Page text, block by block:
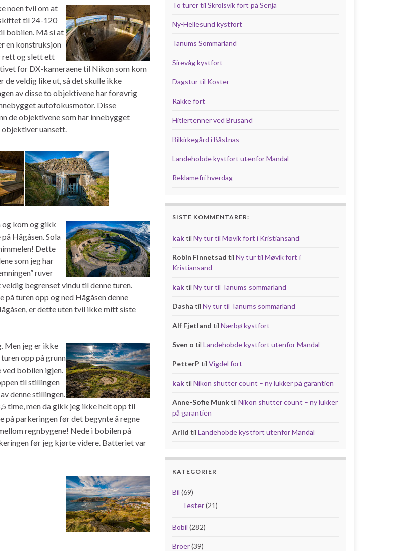
noen tvil om at
til 24-120
bobilen. Må si at
en konstruksjon
rett og slett ett
for DX-kameraene til Nikon som kom
de veldig like ut, så det skulle ikke
av disse to objektivene har forøvrig
autofokusmotor. Disse
de objektivene som har innebygget
objektiver uansett.
og kom og gikk
Hågåsen. Sola
Dette
som jeg har
ruver
begrenset vindu til denne turen.
turen opp og ned Hågåsen denne
er dette uten tvil ikke mitt siste
Men jeg er ikke
opp på grunn
ved bobilen igjen.
til stillingen
denne stillingen.
time, men da gikk jeg ikke helt opp til
på parkeringen før det begynte å regne
regnbygene! Nede i bobilen på
før jeg kjørte videre. Batteriet var
To turer til Skrolsvik fort på Senja
Ny-Hellesund kystfort
Tanums Sommarland
Sirevåg kystfort
Dagstur til Koster
Rakke fort
Hitlertenner ved Brusand
Bilkirkegård i Båstnäs
Landehobde kystfort utenfor Mandal
Reklamefri hverdag
SISTE KOMMENTARER:
kaktil Ny tur til Møvik fort i Kristiansand
Robin Finnetsad til Ny tur til Møvik fort i
Kristiansand
kaktil Ny tur til Tanums sommarland
Dasha til Ny tur til Tanums sommarland
Alf Fjetland til Nærbø kystfort
Sven o til Landehobde kystfort utenfor Mandal
PetterP til Vigdel fort
kaktil Nikon shutter count – ny lukker på garantien
Anne-Sofie Munktil Nikon shutter count – ny lukker
på garantien
Arild til Landehobde kystfort utenfor Mandal
KATEGORIER
Bil (69)
Tester(21)
Bobil (282)
Broer(39)